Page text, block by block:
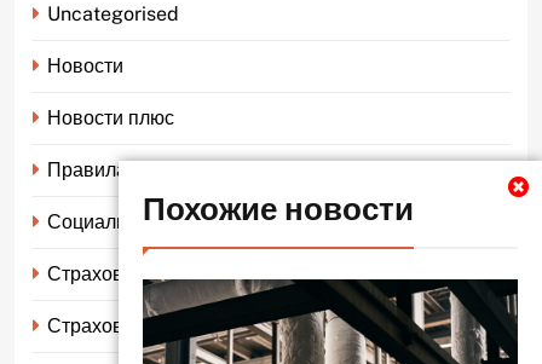
Похожие новости
Uncategorised
Новости
Новости плюс
Правила страхования
Социальное страхование
Страхование автомобиля
Страхование жизни